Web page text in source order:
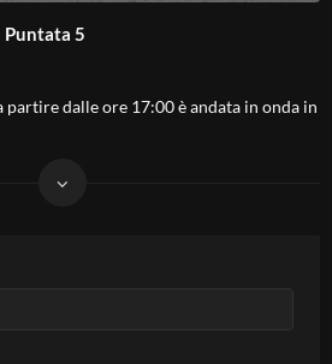
Puntata 5
partire dalle ore 17:00 è andata in onda in